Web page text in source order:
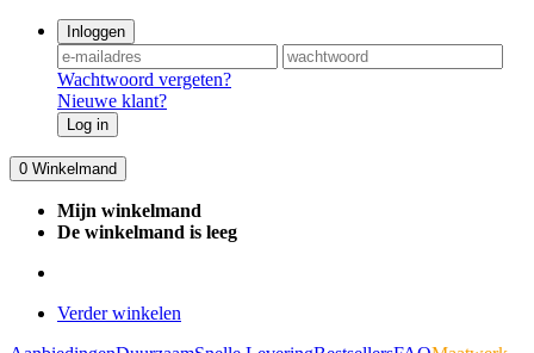
Inloggen
Wachtwoord vergeten?
Nieuwe klant?
Log in
0 Winkelmand
Mijn winkelmand
De winkelmand is leeg
Verder winkelen